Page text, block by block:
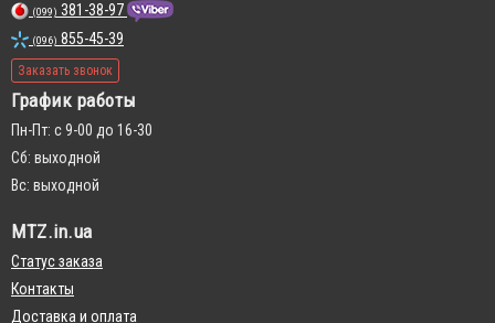
(099) 381-38-97
(096) 855-45-39
Заказать звонок
График работы
Пн-Пт: с 9-00 до 16-30
Сб: выходной
Вс: выходной
MTZ.in.ua
Статус заказа
Контакты
Доставка и оплата